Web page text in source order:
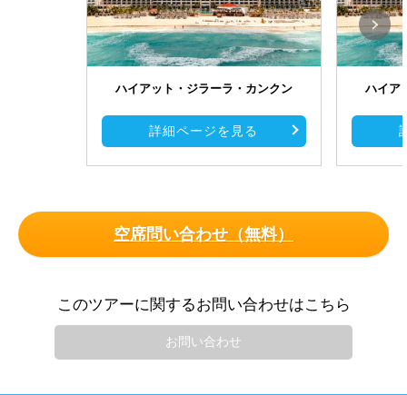
ハイアット・ジラーラ・カンクン
詳細ページを見る
ハイア
空席問い合わせ（無料）
このツアーに関するお問い合わせはこちら
お問い合わせ